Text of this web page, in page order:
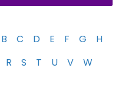
B C D E F G
H
R S T U V
W